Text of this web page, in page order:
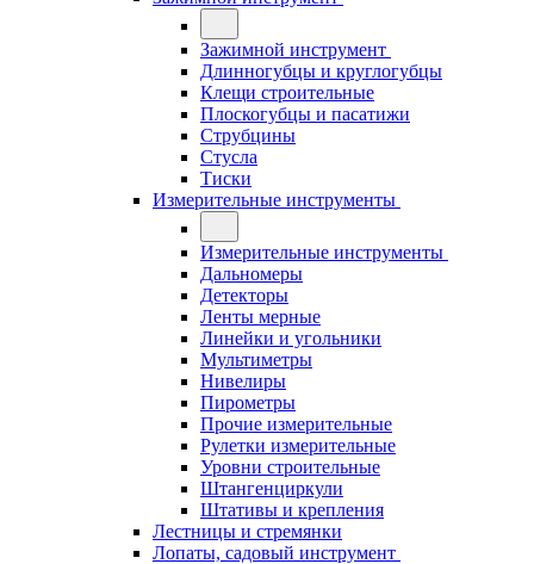
Зажимной инструмент
Длинногубцы и круглогубцы
Клещи строительные
Плоскогубцы и пасатижи
Струбцины
Стусла
Тиски
Измерительные инструменты
Измерительные инструменты
Дальномеры
Детекторы
Ленты мерные
Линейки и угольники
Мультиметры
Нивелиры
Пирометры
Прочие измерительные
Рулетки измерительные
Уровни строительные
Штангенциркули
Штативы и крепления
Лестницы и стремянки
Лопаты, садовый инструмент